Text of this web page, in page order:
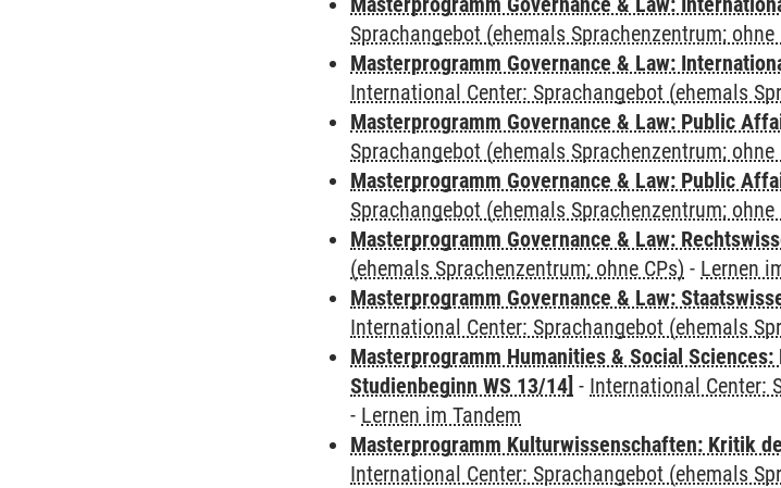
Sprachangebot (ehemals Sprachenzentrum; ohne
Masterprogramm Governance & Law:
International Center: Sprachangebot (ehemals
Masterprogramm Governance & Law: Public
Sprachangebot (ehemals Sprachenzentrum; ohne
Masterprogramm Governance & Law: Public
Sprachangebot (ehemals Sprachenzentrum; ohne
Masterprogramm Governance & Law:
(ehemals Sprachenzentrum; ohne CPs) - Lernen
Masterprogramm Governance & Law:
International Center: Sprachangebot (ehemals
Masterprogramm Humanities & Social
Studienbeginn WS 13/14] - International Center:
- Lernen im Tandem
Masterprogramm Kulturwissenschaften: Kritik
International Center: Sprachangebot (ehemals